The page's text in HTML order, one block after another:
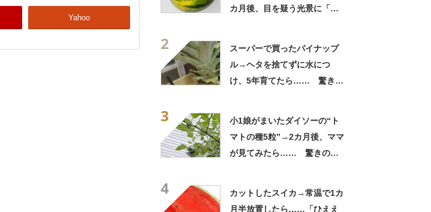
Yahoo
カ月後、目を疑う光景に「ヤ
2
スーパーで買ったパイナップ
ル→ヘタを捨てずに水につ
け、5年育てたら…… 驚きの
3
小1娘がまいたダイソーの“ト
マトの種5粒”→2カ月後、ママ
が見てみたら…… 驚きの光
4
カットしたスイカ→常温で1カ
月半放置したら……「ひええ